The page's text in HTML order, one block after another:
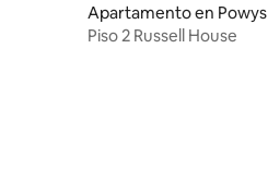
Apartamento en Powys
Piso 2 Russell House